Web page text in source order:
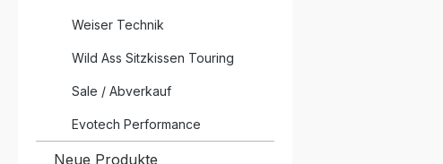
Weiser Technik
Wild Ass Sitzkissen Touring
Sale / Abverkauf
Evotech Performance
Neue Produkte